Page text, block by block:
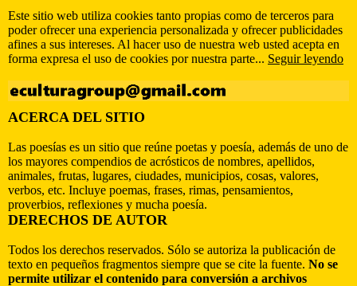
Este sitio web utiliza cookies tanto propias como de terceros para
poder ofrecer una experiencia personalizada y ofrecer publicidades
afines a sus intereses. Al hacer uso de nuestra web usted acepta en
forma expresa el uso de cookies por nuestra parte... Seguir leyendo
ACERCA DEL SITIO
Las poesías es un sitio que reúne poetas y poesía, además de uno de
los mayores compendios de acrósticos de nombres, apellidos,
animales, frutas, lugares, ciudades, municipios, cosas, valores,
verbos, etc. Incluye poemas, frases, rimas, pensamientos,
proverbios, reflexiones y mucha poesía.
DERECHOS DE AUTOR
Todos los derechos reservados. Sólo se autoriza la publicación de
texto en pequeños fragmentos siempre que se cite la fuente. No se
permite utilizar el contenido para conversión a archivos